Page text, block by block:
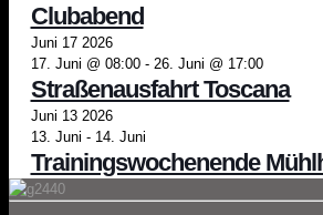
Clubabend
Juni 17 2026
17. Juni @ 08:00- 26. Juni @ 17:00
Straßenausfahrt Toscana
Juni 13 2026
13. Juni - 14. Juni
Trainingswochenende